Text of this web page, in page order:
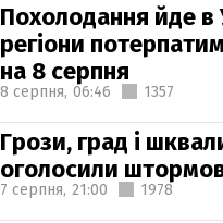
Похолодання йде в
регіони
на 8 серпня
8 серпня, 06:46 1357
Грози, град і
оголосили
7 серпня, 21:00 1978